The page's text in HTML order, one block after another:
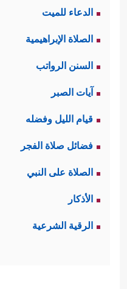
الدعاء للميت
الصلاة الإبراهيمية
السنن الرواتب
آيات الصبر
قيام الليل وفضله
فضائل صلاة الفجر
الصلاة على النبي
الأذكار
الرقية الشرعية